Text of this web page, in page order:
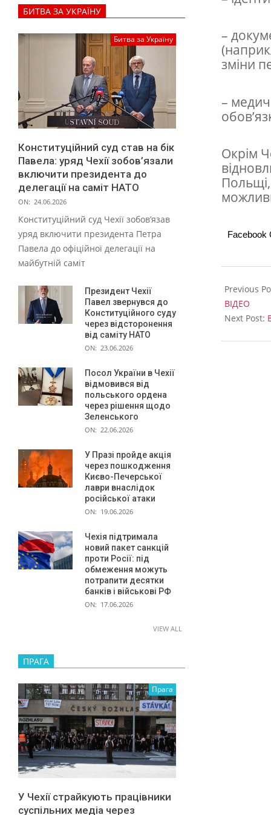
с
в
ч
н
н
я
о
і
я
–
зміни
–
Окрім
Facebook
11-
09
Previous
ВІДЕО
Next Post:
БИТВА ЗА УКРАЇНУ
Битва за Україну
Конституційний суд став на бік
Павела: уряд Чехії зобов’язали
включити президента до
делегації на саміт НАТО
ON: 24.06.2026
Конституційний суд Чехії зобов’язав
уряд включити президента Петра
Павела до офіційної делегації на
майбутній саміт
Президент Чехії
Павел звернувся до
Конституційного суду
через відсторонення
від саміту НАТО
ON: 23.06.2026
Посол України в Чехії
відмовився від
польського ордена
через рішення щодо
Зеленського
ON: 22.06.2026
У Празі пройде акція
через пошкодження
Києво-Печерської
лаври внаслідок
російської атаки
ON: 19.06.2026
Чехія підтримала
новий пакет санкцій
проти Росії: під
обмеження можуть
потрапити десятки
банків і військові РФ
ON: 17.06.2026
VIEW ALL
ПРАГА
Прага
У Чехії страйкують працівники
суспільних медіа через